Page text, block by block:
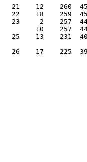
21    12    260
22    18    259
23     2    257
10    257
25    13    231